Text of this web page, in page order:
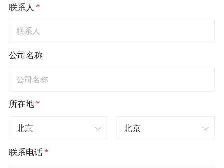
联系人 *
公司名称
所在地 *
联系电话 *